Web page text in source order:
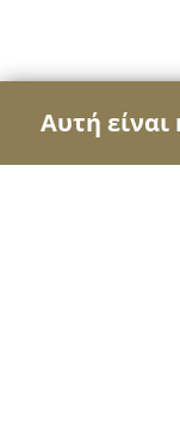
Αυτή είναι